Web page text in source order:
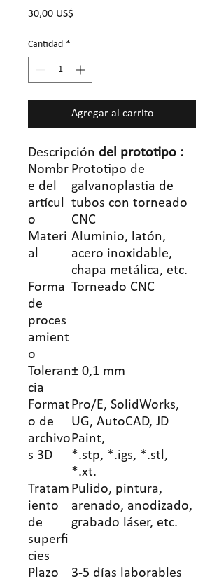
30,00 US$Precio
Cantidad *
Agregar al carrito
Descripción del prototipo :
Nombr
e del
artícul
o
Prototipo de
galvanoplastia de
tubos con torneado
CNC
Materi
al
Aluminio, latón,
acero inoxidable,
chapa metálica, etc.
Forma
de
proces
amient
o
Torneado CNC
Toleran
cia
± 0,1 mm
Format
o de
archivo
s 3D
Pro/E, SolidWorks,
UG, AutoCAD, JD
Paint,
*.stp, *.igs, *.stl,
*.xt.
Tratam
iento
de
superfi
cies
Pulido, pintura,
arenado, anodizado,
grabado láser, etc.
Plazo
3-5 días laborables